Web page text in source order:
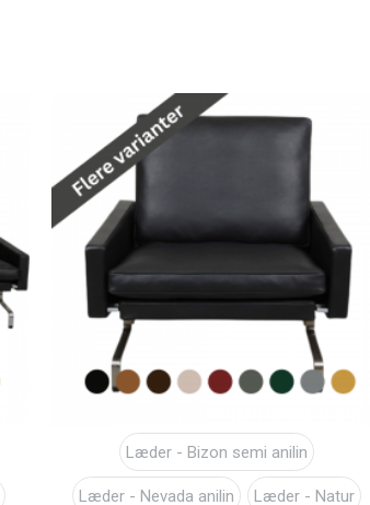
Læder - Bizon semi anilin
Læder - Nevada anilin Læder - Natur